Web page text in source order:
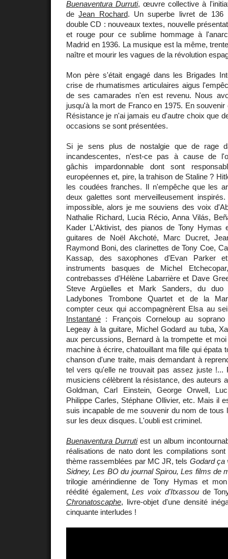
Buenaventura Durruti, œuvre collective à
deJean Rochard. Un superbe livret de 136
double CD : nouveaux textes, nouvelle
et rouge pour ce sublime hommage à
Madrid en 1936. La musique est la même,
naître et mourir les vagues de la révolution
Mon père s'était engagé dans les Brigades
crise de rhumatismes articulaires aigus
de ses camarades n'en est revenu. Nous
jusqu'à la mort de Franco en 1975. En
Résistance je n'ai jamais eu d'autre choix que
occasions se sont présentées.
Si je sens plus de nostalgie que de rage
incandescentes, n'est-ce pas à cause de
gâchis impardonnable dont sont
européennes et, pire, la trahison de Staline ?
les coudées franches. Il n'empêche que les
deux galettes sont merveilleusement
impossible, alors je me souviens des voix
Nathalie Richard, Lucia Récio, Anna Vilás,
Kader L'Aktivist, des pianos de Tony Hymas
guitares de Noël Akchoté, Marc Ducret,
Raymond Boni, des clarinettes de Tony Coe,
Kassap, des saxophones d'Evan Parker
instruments basques de Michel
contrebasses d'Hélène Labarrière et Dave
Steve Argüelles et Mark Sanders, du duo
Ladybones Trombone Quartet et de la
compter ceux qui accompagnèrent Elsa au
Instantané : François Corneloup au
Legeay à la guitare, Michel Godard au tuba,
aux percussions, Bernard à la trompette et
machine à écrire, chatouillant ma fille qui épata
chanson d'une traite, mais demandant à
tel vers qu'elle ne trouvait pas assez juste !...
musiciens célèbrent la résistance, des auteurs
Goldman, Carl Einstein, George Orwell,
Philippe Carles, Stéphane Ollivier, etc. Mais il
suis incapable de me souvenir du nom de tous
sur les deux disques. L'oubli est criminel.
Buenaventura Durrutiest un album
réalisations de nato dont les compilations
thème rassemblées par MC JR, tels Godard ça
Sidney, Les BO du journal Spirou, Les films de
trilogie amérindienne de Tony Hymas et
réédité également,Les voix d'Itxassoude
Chronatoscaphe, livre-objet d'une densité
cinquante interludes !